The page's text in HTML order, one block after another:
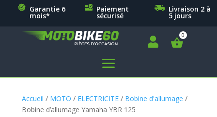
Garantie 6
mois*
Paiement
sécurisé
Livraison 2 à
5 jours

a
Accueil / MOTO / ELECTRICITE/ Bobine d'allumage /
Bobine d’allumage Yamaha YBR 125